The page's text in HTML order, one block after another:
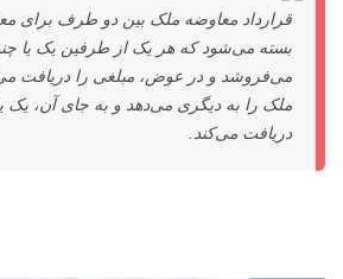
قرارداد معاوضه ملک بین دو طرف برای
بسته می‌شود که هر یک از طرفین یک یا
می‌فروشد و در عوض، مبلغی را دریافت
ملک را به دیگری می‌دهد و به جای آن، یک
دریافت می‌کند.